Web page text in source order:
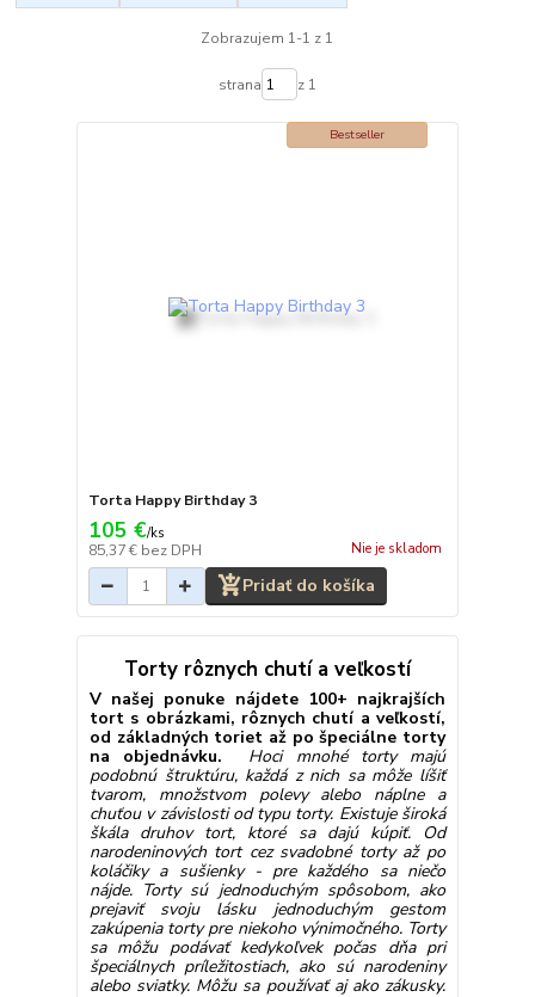
Zobrazujem 1-1 z 1
strana z 1
Bestseller
Torta Happy Birthday 3
105 €/ks
85,37 € bez DPH Nie je skladom
Pridať do košíka
Torty rôznych chutí a veľkostí
V našej ponuke nájdete 100+ najkrajších
tort s obrázkami, rôznych chutí a veľkostí,
od základných toriet až po špeciálne torty
na objednávku.
Hoci mnohé torty majú
podobnú štruktúru, každá z nich sa môže líšiť
tvarom, množstvom polevy alebo náplne a
chuťou v závislosti od typu torty. Existuje široká
škála druhov tort, ktoré sa dajú kúpiť. Od
narodeninových tort cez svadobné torty až po
koláčiky a sušienky - pre každého sa niečo
nájde. Torty sú jednoduchým spôsobom, ako
prejaviť svoju lásku jednoduchým gestom
zakúpenia torty pre niekoho výnimočného. Torty
sa môžu podávať kedykoľvek počas dňa pri
špeciálnych príležitostiach, ako sú narodeniny
alebo sviatky. Môžu sa používať aj ako zákusky.